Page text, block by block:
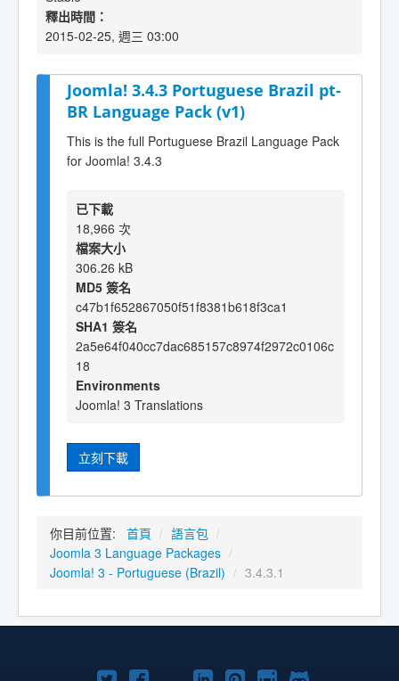
釋出時間：
2015-02-25, 週三 03:00
Joomla! 3.4.3 Portuguese Brazil pt-
BR Language Pack (v1)
This is the full Portuguese Brazil Language Pack
for Joomla! 3.4.3
已下載
18,966 次
檔案大小
306.26 kB
MD5 簽名
c47b1f652867050f51f8381b618f3ca1
SHA1 簽名
2a5e64f040cc7dac685157c8974f2972c0106c
18
Environments
Joomla! 3 Translations
立刻下載
你目前位置: 首頁 / 語言包 /
Joomla 3 Language Packages /
Joomla! 3 - Portuguese (Brazil) / 3.4.3.1